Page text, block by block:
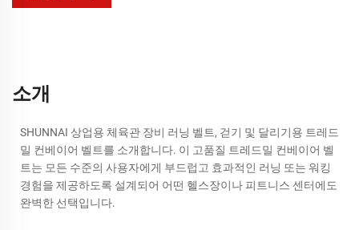
소개
SHUNNAI 상업용 체육관 장비 러닝 벨트, 걷기 및 달리기용 트레드
밀 컨베이어 벨트를 소개합니다. 이 고품질 트레드밀 컨베이어 벨
트는 모든 수준의 사용자에게 부드럽고 효과적인 러닝 또는 워킹
경험을 제공하도록 설계되어 어떤 헬스장이나 피트니스 센터에도
완벽한 선택입니다.